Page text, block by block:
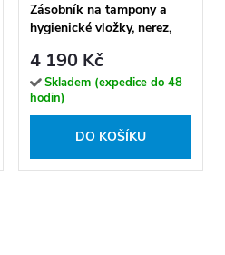
Zásobník na tampony a
hygienické vložky, nerez,
4 190 Kč
Skladem (expedice do 48
hodin)
DO KOŠÍKU